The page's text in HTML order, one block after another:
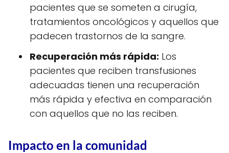
pacientes que se someten a cirugía,
tratamientos oncológicos y aquellos que
padecen trastornos de la sangre.
Recuperación más rápida: Los
pacientes que reciben transfusiones
adecuadas tienen una recuperación
más rápida y efectiva en comparación
con aquellos que no las reciben.
Impacto en la comunidad